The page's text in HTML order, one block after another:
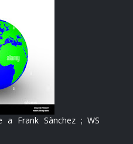
a Frank Sànchez ; WS